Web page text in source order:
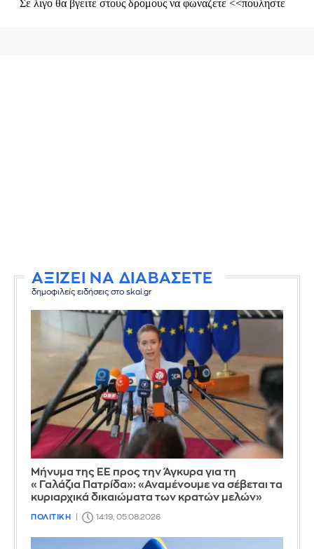
ΑΞΙΖΕΙ ΝΑ ΔΙΑΒΑΣΕΤΕ
δημοφιλείς ειδήσεις στο skai.gr
Μήνυμα της ΕΕ προς την Άγκυρα για τη
«Γαλάζια Πατρίδα»: «Αναμένουμε να σέβεται τα
κυριαρχικά δικαιώματα των κρατών μελών»
ΠΟΛΙΤΙΚΗ 14:19, 05.08.2026